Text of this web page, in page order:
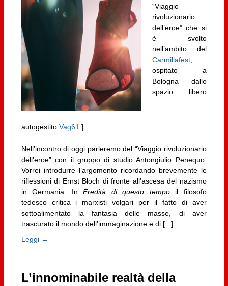
“Viaggio
rivoluzionario
dell’eroe” che si
è svolto
nell’ambito del
Carmillafest,
ospitato a
Bologna dallo
spazio libero
autogestito Vag61 .]
Nell’incontro di oggi parleremo del “Viaggio rivoluzionario
dell’eroe” con il gruppo di studio Antongiulio Penequo.
Vorrei introdurre l’argomento ricordando brevemente le
riflessioni di Ernst Bloch di fronte all’ascesa del nazismo
in Germania. InEredità di questo tempo il filosofo
tedesco critica i marxisti volgari per il fatto di aver
sottoalimentato la fantasia delle masse, di aver
trascurato il mondo dell’immaginazione e di [...]
Leggi →
L’innominabile realtà della